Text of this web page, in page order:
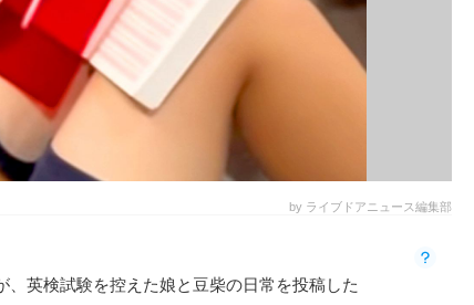
by ライブドアニュース編集部
、英検試験を控えた娘と豆柴の日常を投稿した